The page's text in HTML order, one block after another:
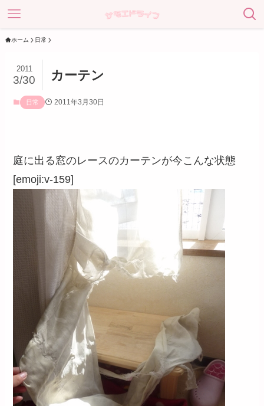
ホーム 日常
カーテン
2011
3/30
日常 2011年3月30日
庭に出る窓のレースのカーテンが今こんな状態
[emoji:v-159]